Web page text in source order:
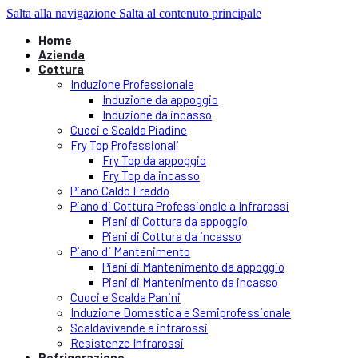
Salta alla navigazione Salta al contenuto principale
Home
Azienda
Cottura
Induzione Professionale
Induzione da appoggio
Induzione da incasso
Cuoci e Scalda Piadine
Fry Top Professionali
Fry Top da appoggio
Fry Top da incasso
Piano Caldo Freddo
Piano di Cottura Professionale a Infrarossi
Piani di Cottura da appoggio
Piani di Cottura da incasso
Piano di Mantenimento
Piani di Mantenimento da appoggio
Piani di Mantenimento da incasso
Cuoci e Scalda Panini
Induzione Domestica e Semiprofessionale
Scaldavivande a infrarossi
Resistenze Infrarossi